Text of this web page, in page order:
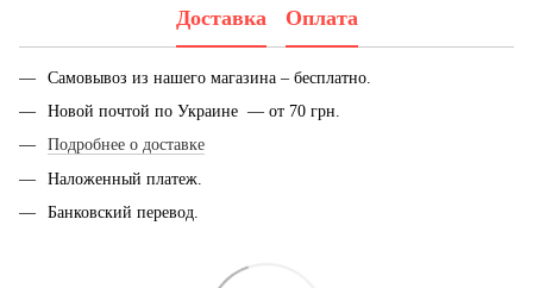
Доставка Оплата
Самовывоз из нашего магазина – бесплатно.
Новой почтой по Украине — от 70 грн.
Подробнее о доставке
Наложенный платеж.
Банковский перевод.